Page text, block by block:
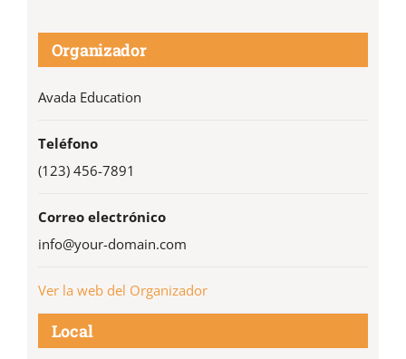
Local
Organizador
Avada Education
Teléfono
(123) 456-7891
Correo electrónico
info@your-domain.com
Ver la web del Organizador